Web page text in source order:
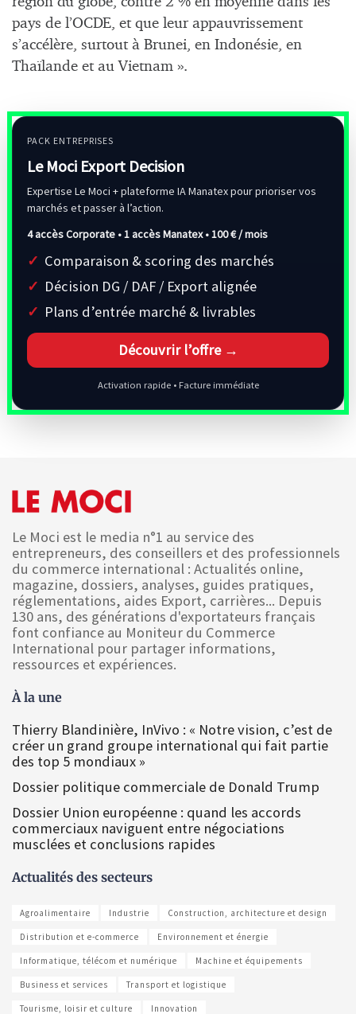
pays de l’OCDE, et que leur appauvrissement
s’accélère, surtout à Brunei, en Indonésie, en
Thaïlande et au Vietnam ».
PACK ENTREPRISES
Le Moci Export Decision
Expertise Le Moci + plateforme IA Manatex pour prioriser vos
marchés et passer à l’action.
4 accès Corporate • 1 accès Manatex •100 € / mois
Comparaison & scoring des marchés
Décision DG / DAF / Export alignée
Plans d’entrée marché & livrables
Découvrir l’offre →
Activation rapide • Facture immédiate
Le Moci est le media n°1 au service des
entrepreneurs, des conseillers et des professionnels
du commerce international : Actualités online,
magazine, dossiers, analyses, guides pratiques,
réglementations, aides Export, carrières... Depuis
130 ans, des générations d'exportateurs français
font confiance au Moniteur du Commerce
International pour partager informations,
ressources et expériences.
À la une
Thierry Blandinière, InVivo : « Notre vision, c’est de
créer un grand groupe international qui fait partie
des top 5 mondiaux »
Dossier politique commerciale de Donald Trump
Dossier Union européenne : quand les accords
commerciaux naviguent entre négociations
musclées et conclusions rapides
Actualités des secteurs
Agroalimentaire Industrie Construction, architecture et design
Distribution et e-commerce Environnement et énergie
Informatique, télécom et numérique Machine et équipements
Business et services Transport et logistique
Tourisme, loisir et culture Innovation